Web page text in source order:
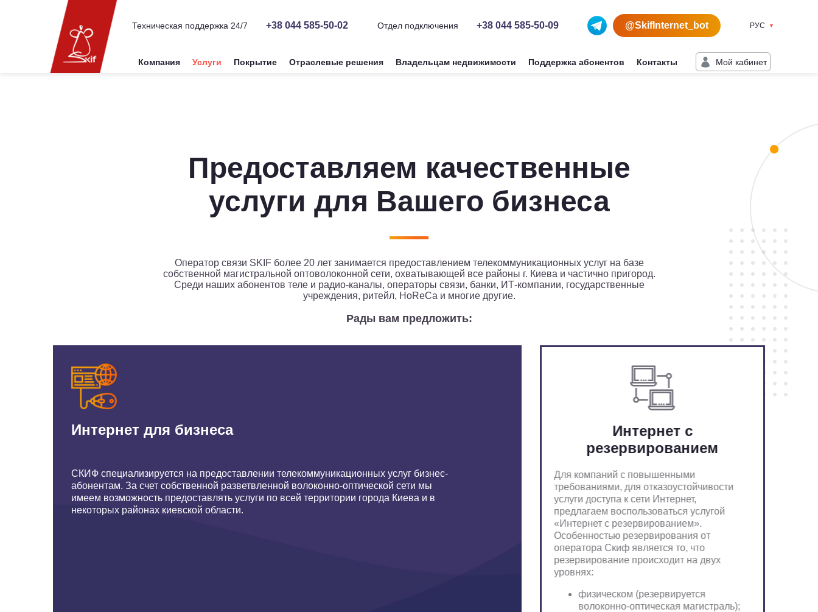
Техническая поддержка 24/7 +38 044 585-50-02 Отдел подключения +38 044 585-50-09 @SkifInternet_bot РУС
Компания Услуги Покрытие Отраслевые решения Владельцам недвижимости Поддержка абонентов Контакты Мой кабинет
Предоставляем качественные
услуги для Вашего бизнеса
Оператор связи SKIF более 20 лет занимается предоставлением телекоммуникационных услуг на базе
собственной магистральной оптоволоконной сети, охватывающей все районы г. Киева и частично пригород.
Среди наших абонентов теле и радио-каналы, операторы связи, банки, ИТ-компании, государственные
учреждения, ритейл, HoReCa и многие другие.
Рады вам предложить:
Интернет для бизнеса
СКИФ специализируется на предоставлении телекоммуникационных услуг бизнес-
абонентам. За счет собственной разветвленной волоконно-оптической сети мы
имеем возможность предоставлять услуги по всей территории города Киева и в
некоторых районах киевской области.
Интернет с
резервированием
Для компаний с повышенными
требованиями, для отказоустойчивости
услуги доступа к сети Интернет,
предлагаем воспользоваться услугой
«Интернет с резервированием».
Особенностью резервирования от
оператора Скиф является то, что
резервирование происходит на двух
уровнях:
физическом (резервируется
волоконно-оптическая магистраль);